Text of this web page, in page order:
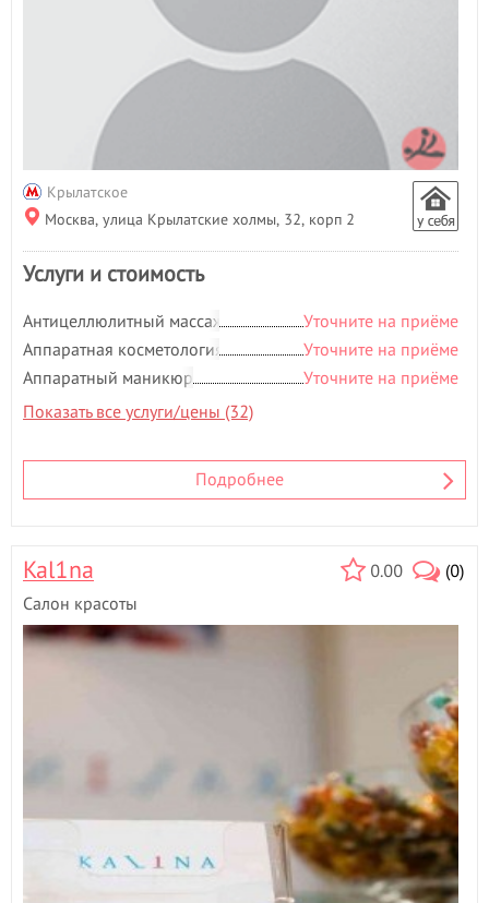
Гиалуроновая кислота
- 80
Детская стрижка
Детский массаж
Дизайн ногтей
Ж
Женская стрижка- 26
К
Классический маникюр
Классический массаж
Контурная пластика
Коррекция бровей
- 15
Коррекция фигуры- 1
Л
Лечебный массаж
Лимфодринажный массаж
М
Маникюр- 14
Массаж лица
Массаж стоп
Моделирование лица- 1
Крылатское
Москва, улица Крылатские холмы, 32, корп 2
Услуги и стоимость
Антицеллюлитный массаж
Уточните на приёме
Аппаратная косметология
Уточните на приёме
Аппаратный маникюр
Уточните на приёме
Показать все услуги/цены (32)
Подробнее
0.00 (0)
Kal1na
Салон красоты